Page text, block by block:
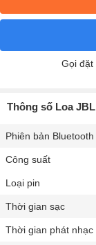
Gọi đặt
Thông số Loa
Phiên bản Bluetooth
Công suất
Loại pin
Thời gian sạc
Thời gian phát nhạc